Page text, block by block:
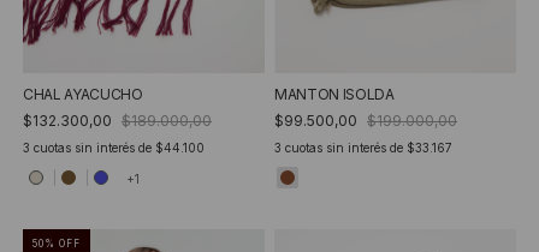
CHAL AYACUCHO
$132.300,00 $189.000,00
3 cuotas sin interés de $44.100
+1
MANTON ISOLDA
$99.500,00 $199.000,00
3 cuotas sin interés de $33.167
50 % OFF